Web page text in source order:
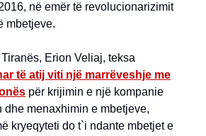
në emër të revolucionarizimit
mbetjeve.
Erion Veliaj, teksa
të atij viti një marrëveshje me
për krijimin e një kompanie
dhe menaxhimin e mbetjeve,
kryeqyteti do t`i ndante mbetjet e